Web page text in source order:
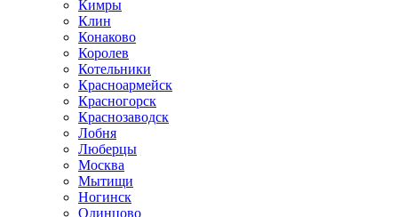
Кимры
Клин
Конаково
Королев
Котельники
Красноармейск
Красногорск
Краснозаводск
Лобня
Люберцы
Москва
Мытищи
Ногинск
Одинцово